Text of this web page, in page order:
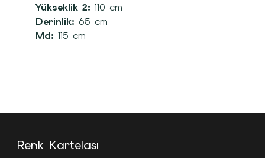
Yükseklik 2: 110 cm
Derinlik: 65 cm
Md: 115 cm
Renk Kartelası